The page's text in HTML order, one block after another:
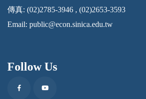
傳真: (02)2785-3946 , (02)2653-3593
Email: public@econ.sinica.edu.tw
Follow Us
FacebookYoutube